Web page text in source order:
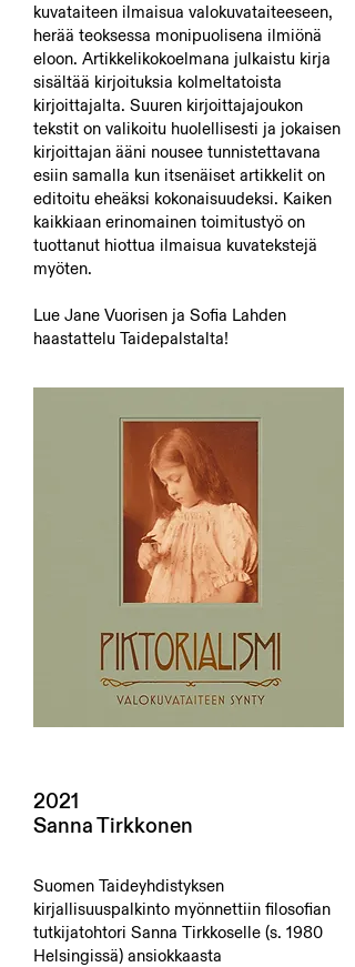
kuvataiteen ilmaisua valokuvataiteeseen,
herää teoksessa monipuolisena ilmiönä
eloon. Artikkelikokoelmana julkaistu kirja
sisältää kirjoituksia kolmeltatoista
kirjoittajalta. Suuren kirjoittajajoukon
tekstit on valikoitu huolellisesti ja jokaisen
kirjoittajan ääni nousee tunnistettavana
esiin samalla kun itsenäiset artikkelit on
editoitu eheäksi kokonaisuudeksi. Kaiken
kaikkiaan erinomainen toimitustyö on
tuottanut hiottua ilmaisua kuvatekstejä
myöten.
Lue Jane Vuorisen ja Sofia Lahden
haastattelu Taidepalstalta!
2021
Sanna Tirkkonen
Suomen Taideyhdistyksen
kirjallisuuspalkinto myönnettiin filosofian
tutkijatohtori Sanna Tirkkoselle (s. 1980
Helsingissä) ansiokkaasta